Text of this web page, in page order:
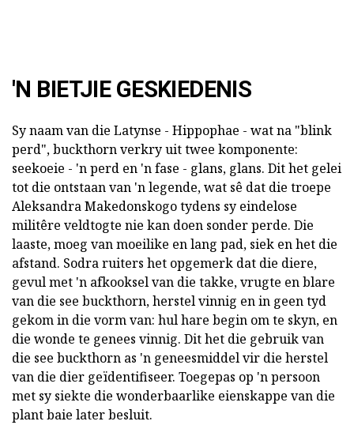
'N BIETJIE GESKIEDENIS
Sy naam van die Latynse - Hippophae - wat na "blink
perd", buckthorn verkry uit twee komponente:
seekoeie - 'n perd en 'n fase - glans, glans. Dit het gelei
tot die ontstaan van 'n legende, wat sê dat die troepe
Aleksandra Makedonskogo tydens sy eindelose
militêre veldtogte nie kan doen sonder perde. Die
laaste, moeg van moeilike en lang pad, siek en het die
afstand. Sodra ruiters het opgemerk dat die diere,
gevul met 'n afkooksel van die takke, vrugte en blare
van die see buckthorn, herstel vinnig en in geen tyd
gekom in die vorm van: hul hare begin om te skyn, en
die wonde te genees vinnig. Dit het die gebruik van
die see buckthorn as 'n geneesmiddel vir die herstel
van die dier geïdentifiseer. Toegepas op 'n persoon
met sy siekte die wonderbaarlike eienskappe van die
plant baie later besluit.